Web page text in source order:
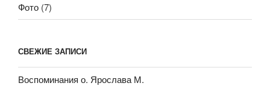
Фото (7)
СВЕЖИЕ ЗАПИСИ
Воспоминания о. Ярослава М.